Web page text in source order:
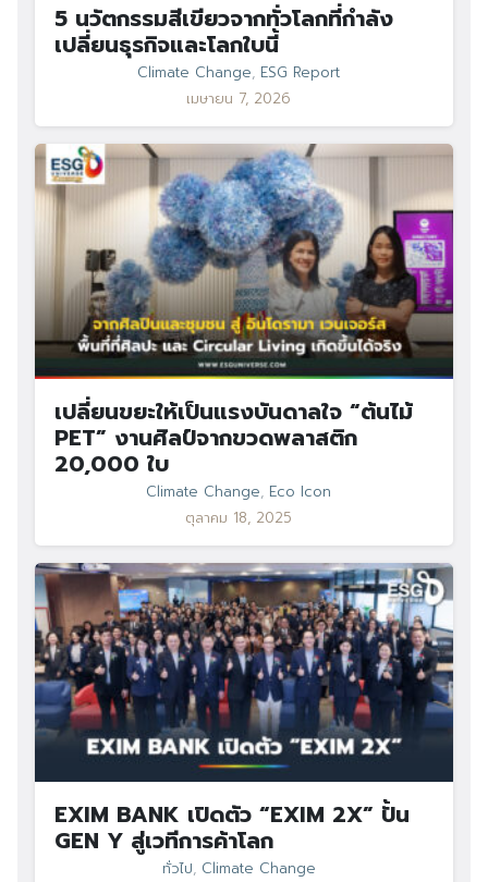
5 นวัตกรรมสีเขียวจากทั่วโลกที่กำลัง
เปลี่ยนธุรกิจและโลกใบนี้
Climate Change, ESG Report
เมษายน 7, 2026
เปลี่ยนขยะให้เป็นแรงบันดาลใจ “ต้นไม้
PET” งานศิลป์จากขวดพลาสติก
20,000 ใบ
Climate Change, Eco Icon
ตุลาคม 18, 2025
EXIM BANK เปิดตัว “EXIM 2X” ปั้น
GEN Y สู่เวทีการค้าโลก
ทั่วไป, Climate Change